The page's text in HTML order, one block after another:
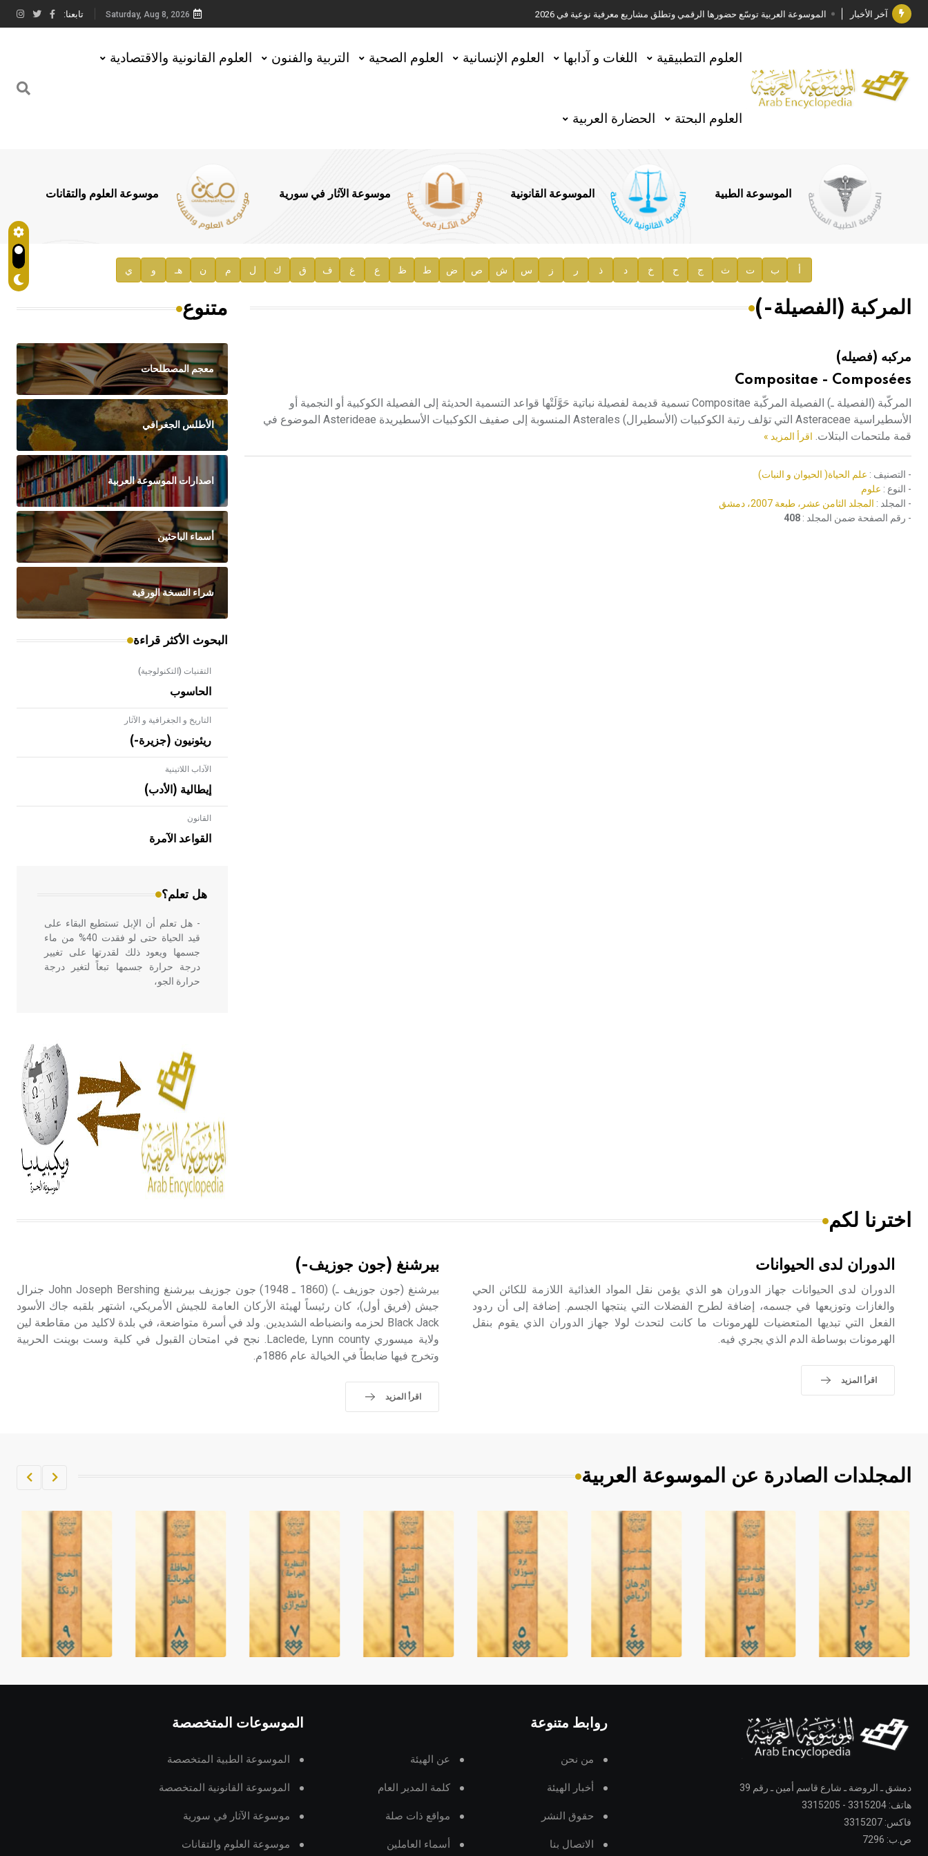
آخر الأخبار الموسوعة العربية توسّع حضورها الرقمي وتطلق مشاريع معرفية نوعية في 2026
جائزة مجمع الملك سلمان العالمي للغة العربية 2025
الأستاذ إياد خالد الطباع مدير عام لهيئة الموسوعة العربية
السيد محمد ياسين صالح وزيرا للثقافة
توصيات مجلس الإدارة
صدور المجلد السابع من موسوعة الآثار في سورية
إعلان..
هيئة الموسوعة العربية تطلق موسوعات جديدة في عام 2026
Saturday, Aug 8, 2026 تابعنا:
العلوم التطبيقية اللغات و آدابها العلوم الإنسانية العلوم الصحية التربية والفنون العلوم القانونية والاقتصادية
العلوم البحتة الحضارة العربية
الموسوعة الطبية الموسوعة القانونية موسوعة الآثار في سورية موسوعة العلوم والتقانات
أ ب ت ث ج ح خ د ذ ر ز س ش ص ض ط ظ ع غ ف ق ك ل م ن هـ و ي
المركبة (الفصيلة-)
مركبه (فصيله)
Compositae - Composées
المركّبة (الفصيلة ـ) الفصيلة المركّبة Compositae تسمية قديمة لفصيلة نباتية حَوَّلَتْها قواعد التسمية الحديثة إلى الفصيلة الكوكبية أو النجمية أو
الأسطيراسية Asteraceae التي تؤلف رتبة الكوكبيات (الأسطيرال) Asterales المنسوبة إلى صفيف الكوكبيات الأسطيريدة Asterideae الموضوع في
قمة ملتحمات البتلات. اقرأ المزيد »
- التصنيف : علم الحياة( الحيوان و النبات)
- النوع : علوم
- المجلد : المجلد الثامن عشر، طبعة 2007، دمشق
- رقم الصفحة ضمن المجلد : 408
متنوع
معجم المصطلحات
الأطلس الجغرافي
اصدارات الموسوعة العربية
أسماء الباحثين
شراء النسخة الورقية
البحوث الأكثر قراءة
التقنيات (التكنولوجية)
الحاسوب
التاريخ و الجغرافية و الآثار
ريئونيون (جزيرة-)
الآداب اللاتينية
إيطالية (الأدب)
القانون
القواعد الآمرة
هل تعلم؟
- هل تعلم أن الأبلق نوع من الفنون
الهندسية التي ارتبطت بالعمارة الإسلامية
في بلاد الشام ومصر خاصة، حيث يحرص
- هل تعلم أن الإبل تستطيع البقاء على
قيد الحياة حتى لو فقدت 40% من ماء
جسمها ويعود ذلك لقدرتها على تغيير
درجة حرارة جسمها تبعاً لتغير درجة
حرارة الجو،
أربعة مؤلفات هي: الحكم، الأدلة، تنظيم
التغذية، ورسالته في جروح الرأس.
ويعود له الفضل بأنه حرر الطب من
الدين والفلسفة.
- هل تعلم أن المرجان إفراز حيواني
يتكون في البحر ويتركب من مادة
كربونات الكلسيوم، وهو أحمر أو شديد
الحمرة وهو أجود أنواعه، ويمتاز بكبر
الحجم ويسمى الش
الإنكليزية أب
- هل تعلم أن أبجر Abgar اسم معروف
حيث تقتصر القيمة الصوتية للعلامة الك
اخترنا لكم
الدوران لدى الحيوانات
الدوران لدى الحيوانات جهاز الدوران هو الذي يؤمن نقل المواد الغذائية اللازمة للكائن الحي
والغازات وتوزيعها في جسمه، إضافة لطرح الفضلات التي ينتجها الجسم. إضافة إلى أن ردود
الفعل التي تبديها المتعضيات للهرمونات ما كانت لتحدث لولا جهاز الدوران الذي يقوم بنقل
الهرمونات بوساطة الدم الذي يجري فيه.
اقرأ المزيد
بيرشنغ (جون جوزيف-)
بيرشنغ (جون جوزيف ـ) (1860 ـ 1948) جون جوزيف بيرشنغ John Joseph Bershing جنرال
جيش (فريق أول)، كان رئيساً لهيئة الأركان العامة للجيش الأمريكي، اشتهر بلقبه جاك الأسود
Black Jack لحزمه وانضباطه الشديدين. ولد في أسرة متواضعة، في بلدة لاكليد من مقاطعة لين
ولاية ميسوري Laclede, Lynn county. نجح في امتحان القبول في كلية وست بوينت الحربية
وتخرج فيها ضابطاً في الخيالة عام 1886م.
اقرأ المزيد
المجلدات الصادرة عن الموسوعة العربية
دمشق ـ الروضة ـ شارع قاسم أمين ـ رقم 39
هاتف: 3315204 - 3315205
فاكس: 3315207
ص.ب: 7296
روابط متنوعة
من نحن عن الهيئة
أخبار الهيئة كلمة المدير العام
حقوق النشر مواقع ذات صلة
الاتصال بنا أسماء العاملين
الموسوعات المتخصصة
الموسوعة الطبية المتخصصة
الموسوعة القانونية المتخصصة
موسوعة الآثار في سورية
موسوعة العلوم والتقانات